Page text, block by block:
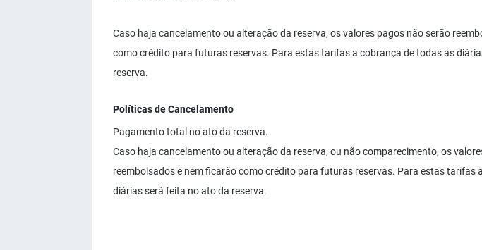
Caso haja cancelamento ou alteração da reserva, os valores pagos não serão
como crédito para futuras reservas. Para estas tarifas a cobrança de todas as
reserva.
Políticas de Cancelamento
Pagamento total no ato da reserva.
Caso haja cancelamento ou alteração da reserva, ou não comparecimento, os
reembolsados e nem ficarão como crédito para futuras reservas. Para estas tarifas
diárias será feita no ato da reserva.